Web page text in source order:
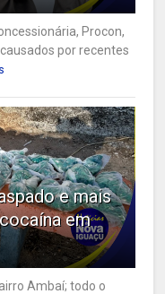
Procon,
por recentes
e mais
em
Ambaí; todo o